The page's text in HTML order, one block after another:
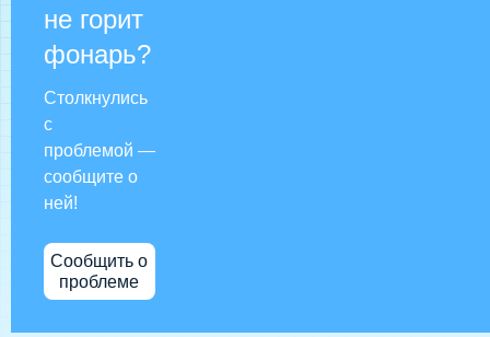
не горит
фонарь?
Столкнулись
с
проблемой —
сообщите о
ней!
Сообщить о
проблеме